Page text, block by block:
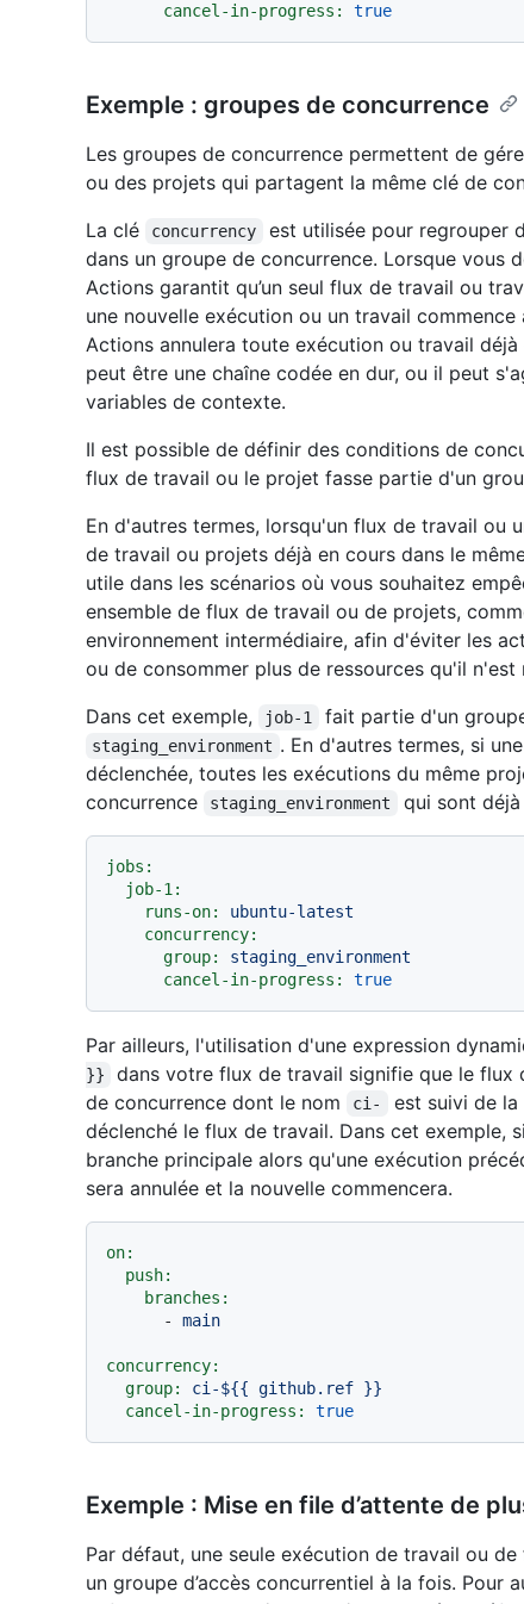
cancel-in-progress:
true
Exemple : groupes de concurrence
Les groupes de concurrence permettent de
ou des projets qui partagent la même clé de
La clé
concurrency
est utilisée pour regrouper
dans un groupe de concurrence. Lorsque vous
Actions garantit qu’un seul flux de travail ou
une nouvelle exécution ou un travail commence
Actions annulera toute exécution ou travail
peut être une chaîne codée en dur, ou il peut
variables de contexte.
Il est possible de définir des conditions de
flux de travail ou le projet fasse partie d'un
En d'autres termes, lorsqu'un flux de travail ou
de travail ou projets déjà en cours dans le
utile dans les scénarios où vous souhaitez
ensemble de flux de travail ou de projets,
environnement intermédiaire, afin d'éviter les
ou de consommer plus de ressources qu'il n'est
Dans cet exemple,
job-1 fait partie d'un
staging_environment . En d'autres termes, si
déclenchée, toutes les exécutions du même
concurrence
staging_environment qui sont
jobs:
job-1:
runs-on:
ubuntu-latest
concurrency:
group:
staging_environment
cancel-in-progress:
true
Par ailleurs, l'utilisation d'une expression
}}
dans votre flux de travail signifie que le
de concurrence dont le nom
ci-
est suivi de la
déclenché le flux de travail. Dans cet exemple,
branche principale alors qu'une exécution
sera annulée et la nouvelle commencera.
on:
push:
branches:
-
main
concurrency:
group:
ci-${{ github.ref }}
cancel-in-progress:
true
Exemple : Mise en file d’attente de
Par défaut, une seule exécution de travail ou
un groupe d’accès concurrentiel à la fois. Pour